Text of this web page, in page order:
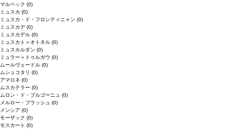
マルベック (0)
ミュスカ (0)
ミュスカ・ド・フロンティニャン (0)
ミュスカデ(0)
ミュスカデル (0)
ミュスカト＝オトネル (0)
ミュスカルダン (0)
ミュラー＝トゥルガウ (0)
ムールヴェードル (0)
ムシュコタリ (0)
アマロネ (0)
ムスカテラー (0)
ムロン・ド・ブルゴーニュ (0)
メルロー・ブラッシュ (0)
メンシア (0)
モーザック (0)
モスカート (0)